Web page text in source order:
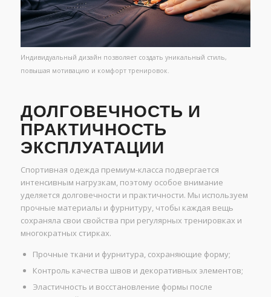
Индивидуальный дизайн позволяет создать уникальный стиль,
повышая мотивацию и комфорт тренировок.
ДОЛГОВЕЧНОСТЬ И
ПРАКТИЧНОСТЬ
ЭКСПЛУАТАЦИИ
Спортивная одежда премиум-класса подвергается
интенсивным нагрузкам, поэтому особое внимание
уделяется долговечности и практичности. Мы используем
прочные материалы и фурнитуру, чтобы каждая вещь
сохраняла свои свойства при регулярных тренировках и
многократных стирках.
Прочные ткани и фурнитура, сохраняющие форму;
Контроль качества швов и декоративных элементов;
Эластичность и восстановление формы после